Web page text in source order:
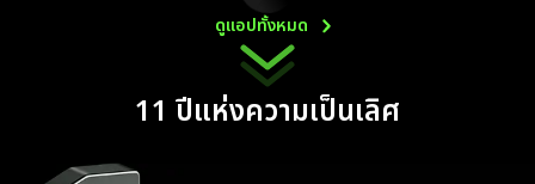
ดูแอปทั้งหมด
11 ปีแห่งความเป็นเลิศ